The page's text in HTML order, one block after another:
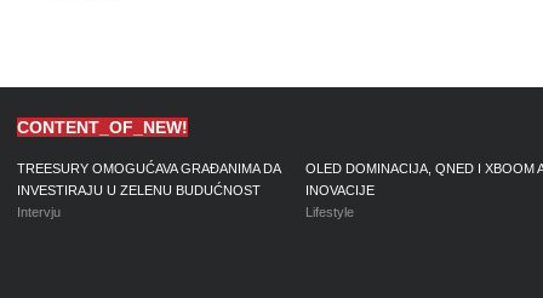
CONTENT_OF_NEW!
TREESURY OMOGUĆAVA GRAĐANIMA DA
INVESTIRAJU U ZELENU BUDUĆNOST
Intervju
OLED DOMINACIJA, QNED I XBOOM
INOVACIJE
Lifestyle